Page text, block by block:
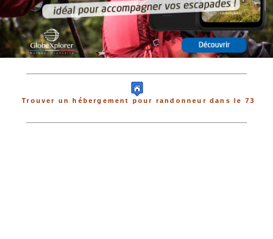
Trouver un hébergement pour randonneur dans le 73